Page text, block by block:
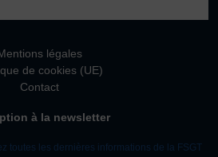
légales
de cookies (UE)
Contact
à la newsletter
toutes les dernières informations de la FSGT